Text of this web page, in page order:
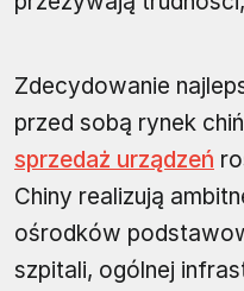
Zdecydowanie
przed sobą rynek
sprzedaż urządzeń
Chiny realizują
ośrodków
szpitali, ogólnej